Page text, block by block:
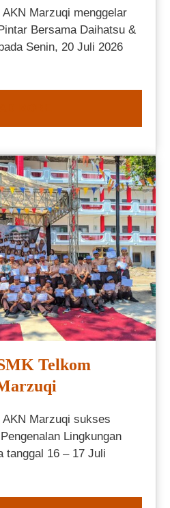
AKN Marzuqi menggelar
Bersama Daihatsu &
Senin, 20 Juli 2026
Telkom
AKN Marzuqi sukses
Lingkungan
tanggal 16 – 17 Juli